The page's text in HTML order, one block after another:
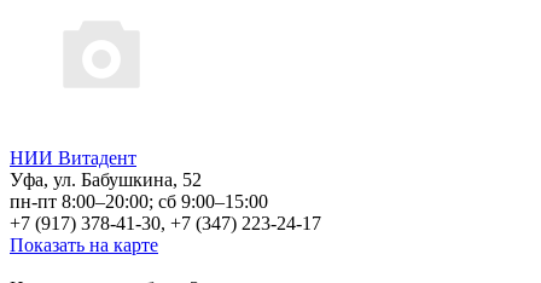
НИИ Витадент
Уфа, ул. Бабушкина, 52
пн-пт 8:00–20:00; сб 9:00–15:00
+7 (917) 378-41-30, +7 (347) 223-24-17
Показать на карте